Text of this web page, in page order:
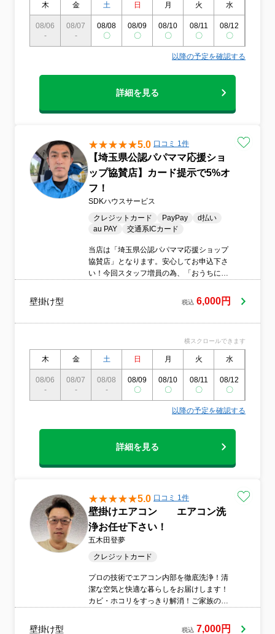
木 金 土 日 月 火 水
08/06
-
08/07
-
08/08
〇
08/09
〇
08/10
〇
08/11
〇
08/12
〇
以降の予定を確認する
詳細を見る
5.0 口コミ 1件
【埼玉県公認パパママ応援ショ
ップ協賛店】カード提示で5%オ
フ！
SDKハウスサービス
クレジットカード
PayPay
d払い
au PAY
交通系ICカード
当店は「埼玉県公認パパママ応援ショップ
協賛店」となります。安心してお申込下さ
い！今回スタッフ増員の為、「おうちにプ
壁掛け型 税込 6,000円
横スクロールできます
木 金 土 日 月 火 水
08/06
-
08/07
-
08/08
-
08/09
〇
08/10
〇
08/11
〇
08/12
〇
以降の予定を確認する
詳細を見る
5.0 口コミ 1件
壁掛けエアコン エアコン洗
浄お任せ下さい！
五木田登夢
クレジットカード
プロの技術でエアコン内部を徹底洗浄！清
潔な空気と快適な暮らしをお届けします！
カビ・ホコリをすっきり解消！ご家族の健
代節約にもつながる高品質クリーニング！
壁掛け型 税込 7,000円